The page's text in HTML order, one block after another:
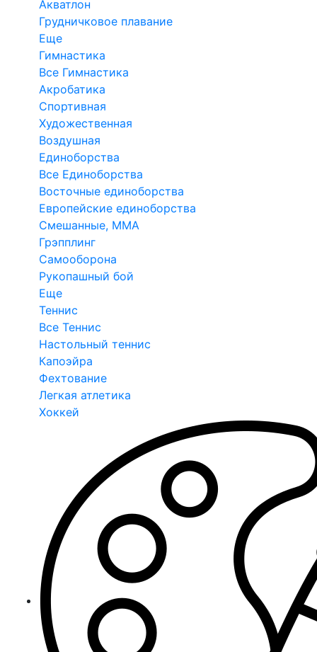
Акватлон
Грудничковое плавание
Еще
Гимнастика
Все Гимнастика
Акробатика
Спортивная
Художественная
Воздушная
Единоборства
Все Единоборства
Восточные единоборства
Европейские единоборства
Смешанные, ММА
Грэпплинг
Самооборона
Рукопашный бой
Еще
Теннис
Все Теннис
Настольный теннис
Капоэйра
Фехтование
Легкая атлетика
Хоккей